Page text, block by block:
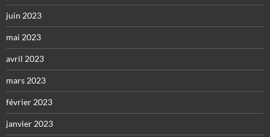
juin 2023
mai 2023
avril 2023
mars 2023
février 2023
janvier 2023